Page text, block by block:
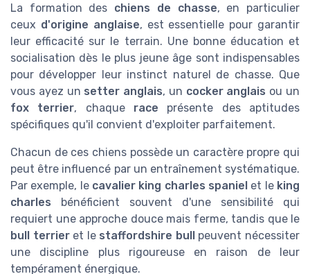
La formation des chiens de chasse, en particulier
ceux d'origine anglaise, est essentielle pour garantir
leur efficacité sur le terrain. Une bonne éducation et
socialisation dès le plus jeune âge sont indispensables
pour développer leur instinct naturel de chasse. Que
vous ayez un setter anglais, un cocker anglais ou un
fox terrier, chaque race présente des aptitudes
spécifiques qu'il convient d'exploiter parfaitement.
Chacun de ces chiens possède un caractère propre qui
peut être influencé par un entraînement systématique.
Par exemple, le cavalier king charles spaniel et le king
charles bénéficient souvent d'une sensibilité qui
requiert une approche douce mais ferme, tandis que le
bull terrieret le staffordshire bullpeuvent nécessiter
une discipline plus rigoureuse en raison de leur
tempérament énergique.